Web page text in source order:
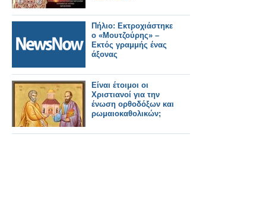
Πήλιο: Εκτροχιάστηκε
ο «Μουτζούρης» –
Εκτός γραμμής ένας
άξονας
Είναι έτοιμοι οι
Χριστιανοί για την
ένωση ορθοδόξων και
ρωμαιοκαθολικών;